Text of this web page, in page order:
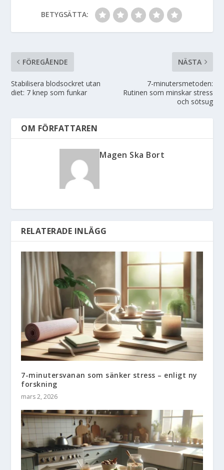
BETYGSÄTTA:
FÖREGÅENDE
Stabilisera blodsockret utan
diet: 7 knep som funkar
NÄSTA
7-minutersmetoden:
Rutinen som minskar stress
och sötsug
OM FÖRFATTAREN
Magen Ska Bort
RELATERADE INLÄGG
7-minutersvanan som sänker stress – enligt ny
forskning
mars 2, 2026